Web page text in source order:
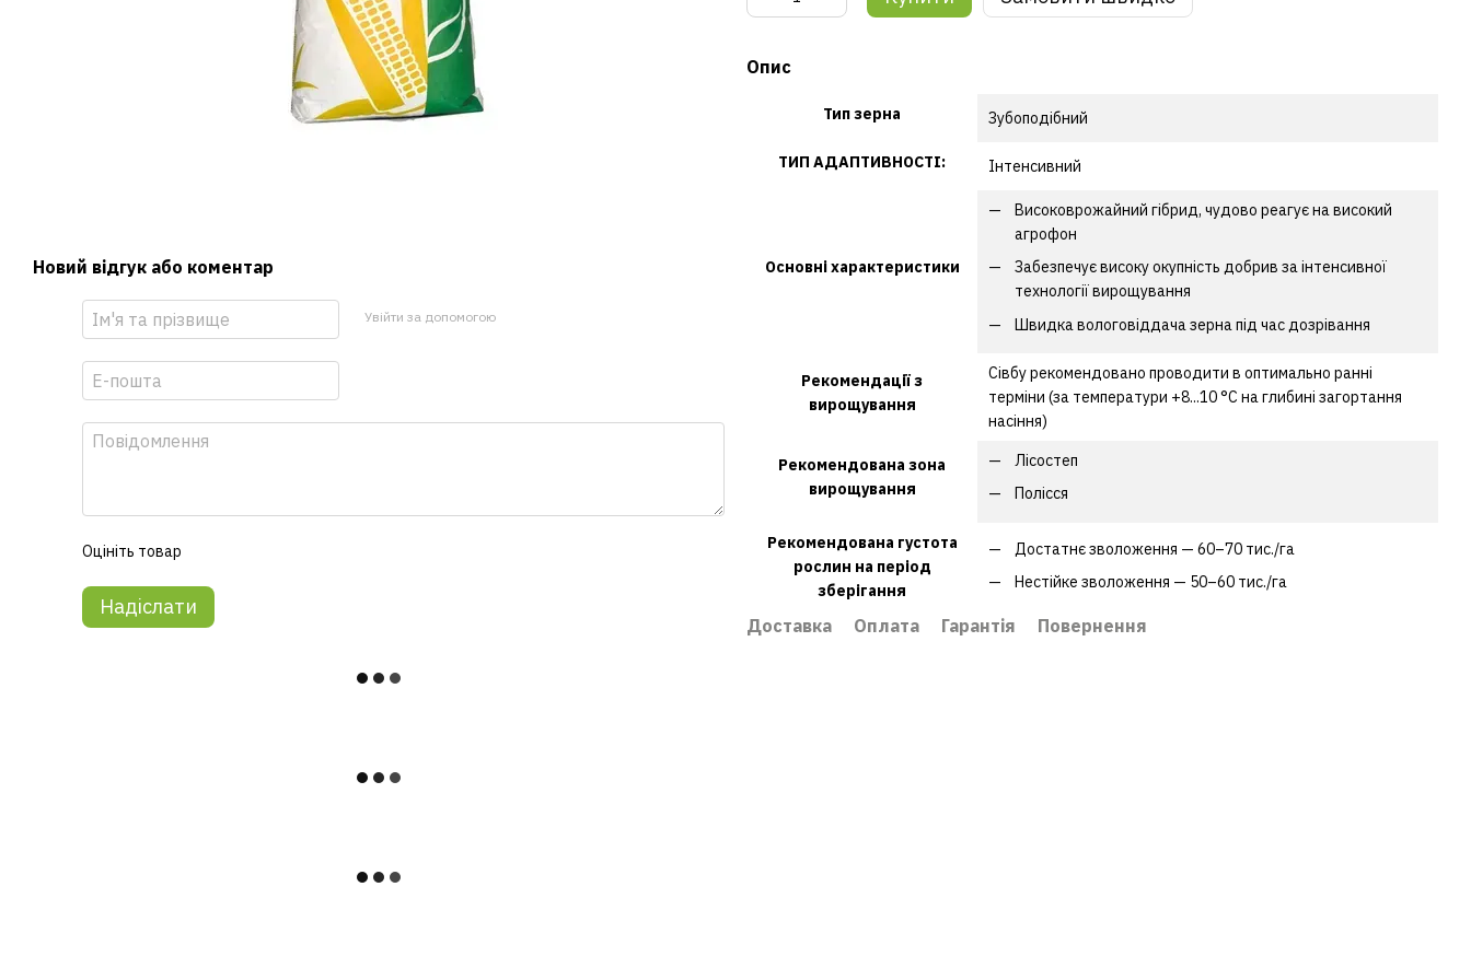
Новий відгук або коментар
Увійти за допомогою
Оцініть товар
Надіслати
Опис
Тип зерна Зубоподібний
ТИП АДАПТИВНОСТІ: Інтенсивний
Основні характеристики
Високоврожайний гібрид, чудово реагує на високий
агрофон
Забезпечує високу окупність добрив за інтенсивної
технології вирощування
Швидка вологовіддача зерна під час дозрівання
Рекомендації з
вирощування
Сівбу рекомендовано проводити в оптимально ранні
терміни (за температури +8...10 °С на глибині загортання
насіння)
Рекомендована зона
вирощування
Лісостеп
Полісся
Рекомендована густота
рослин на період
зберігання
Достатнє зволоження — 60–70 тис./га
Нестійке зволоження — 50–60 тис./га
Доставка Оплата Гарантія Повернення